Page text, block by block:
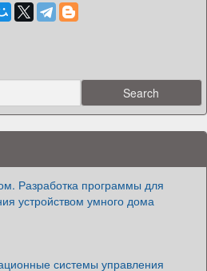
Разработка программы для
устройством умного дома
системы управления